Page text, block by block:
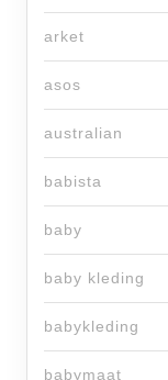
arket
asos
australian
babista
baby
baby kleding
babykleding
babymaat